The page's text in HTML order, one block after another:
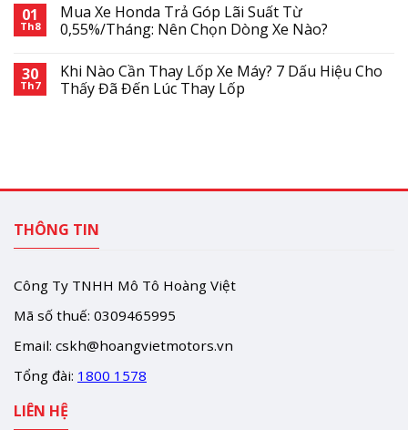
01
Th8
Mua Xe Honda Trả Góp Lãi Suất Từ
0,55%/Tháng: Nên Chọn Dòng Xe Nào?
30
Th7
Khi Nào Cần Thay Lốp Xe Máy? 7 Dấu Hiệu Cho
Thấy Đã Đến Lúc Thay Lốp
THÔNG TIN
Công Ty TNHH Mô Tô Hoàng Việt
Mã số thuế: 0309465995
Email: cskh@hoangvietmotors.vn
Tổng đài: 1800 1578
LIÊN HỆ